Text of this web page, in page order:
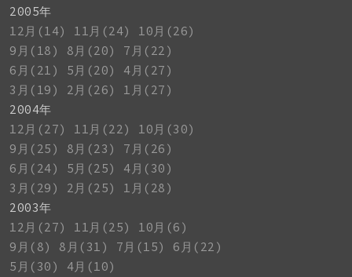
2005年
12月(14)
11月(24)
10月(26)
9月(18)
8月(20)
7月(22)
6月(21)
5月(20)
4月(27)
3月(19)
2月(26)
1月(27)
2004年
12月(27)
11月(22)
10月(30)
9月(25)
8月(23)
7月(26)
6月(24)
5月(25)
4月(30)
3月(29)
2月(25)
1月(28)
2003年
12月(27)
11月(25)
10月(6)
9月(8)
8月(31) 7月(15)
6月(22)
5月(30)
4月(10)